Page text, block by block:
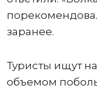
заранее.
Туристы ищут
объемом